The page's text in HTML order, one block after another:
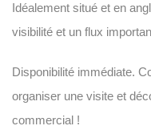
Idéalement situé et en
visibilité et un flux
Disponibilité immédiate.
organiser une visite et
commercial !